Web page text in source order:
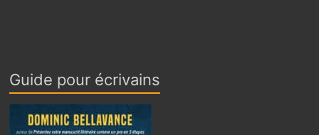
Guide pour écrivains